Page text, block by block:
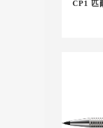
CP1 匹